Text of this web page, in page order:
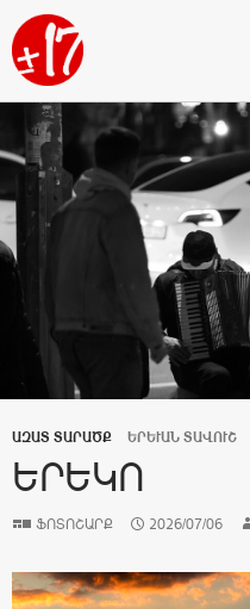
Որոնում
ԱՆՑՆԵԼ ԲՈՎԱՆԴԱԿՈՒԹՅԱՆԸ
ԱԶԱՏ ՏԱՐԱԾՔ ԵՐԵՒԱՆ ՏԱՎՈՒՇ
ԵՐԵԿՈ
ՖՈՏՈՇԱՐՔ 2026/07/06